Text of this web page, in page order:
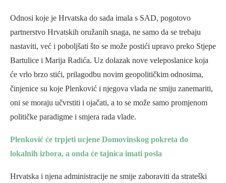
Odnosi koje je Hrvatska do sada imala s SAD, pogotovo
partnerstvo Hrvatskih oružanih snaga, ne samo da se trebaju
nastaviti, već i poboljšati što se može postići upravo preko Stjepe
Bartulice i Marija Radića. Uz dolazak nove veleposlanice koja
će vrlo brzo stići, prilagodbu novim geopolitičkim odnosima,
činjenice su koje Plenković i njegova vlada ne smiju zanemariti,
oni se moraju učvrstiti i ojačati, a to se može samo promjenom
političke paradigme i smjera rada vlade.
Plenković će trpjeti ucjene Domovinskog pokreta do
lokalnih izbora, a onda će tajnica imati posla
Hrvatska i njena administracije ne smije zaboraviti da strateški